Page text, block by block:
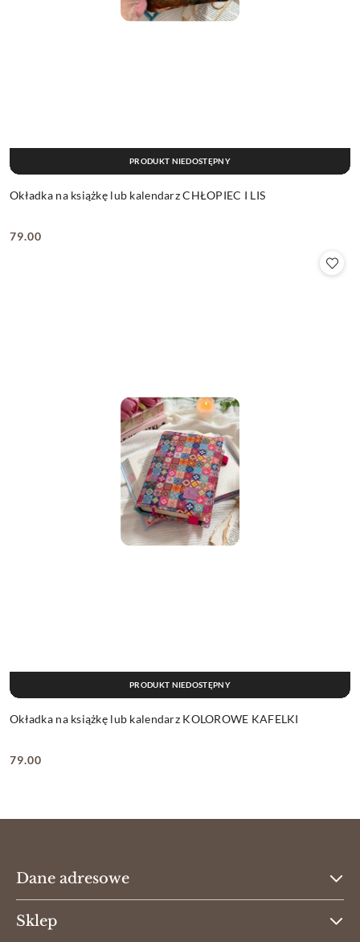
Okładka na książkę lub kalendarz CHŁOPIEC I LIS
Cena:
79.00
PRODUKT NIEDOSTĘPNY
Okładka na książkę lub kalendarz KOLOROWE KAFELKI
Cena:
79.00
PRODUKT NIEDOSTĘPNY
Dane adresowe
Sklep